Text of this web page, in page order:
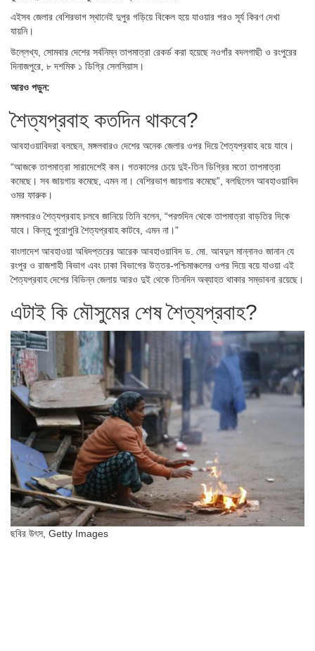
এইসব জেলার বেশিরভাগ স্থানেই দুপুর গড়িয়ে বিকেল হয়ে যাওয়ার পরও সূর্য কিরণ দেখা
যায়নি।
উল্লেখ্য, সোমবার দেশের সর্বনিম্ন তাপমাত্রা রেকর্ড করা হয়েছে নওগাঁর বদলগাছী ও রংপুরের
দিনাজপুরে, ৮ দশমিক ১ ডিগ্রি সেলসিয়াস।
আরও পড়ুন:
শৈত্যপ্রবাহ কতদিন থাকবে?
আবহাওয়াবিদরা বলছেন, মঙ্গলবারও দেশের অনেক জেলার ওপর দিয়ে শৈত্যপ্রবাহ বয়ে যাবে।
“আজকে তাপমাত্রা সারাদেশেই কম। গতকালের চেয়ে দুই-তিন ডিগ্রির মতো তাপমাত্রা
কমেছে। সব জায়গায় কমেছে, এমন না। বেশিরভাগ জায়গায় কমেছে”, বলছিলেন আবহাওয়াবিদ
ওমর ফারুক।
মঙ্গলবারও শৈত্যপ্রবাহ চলবে জানিয়ে তিনি বলেন, “পরশুদিন থেকে তাপমাত্রা বাড়তির দিকে
যাবে। কিন্তু পুরোপুরি শৈত্যপ্রবাহ কাটবে, এমন না।”
বাংলাদেশ আবহাওয়া অধিদপ্তরের আরেক আবহাওয়াবিদ ড. মো. আবদুল মান্নানও জানান যে
রংপুর ও রাজশাহী বিভাগ এবং ঢাকা বিভাগের উত্তর-পশ্চিমাঞ্চলের ওপর দিয়ে বয়ে যাওয়া এই
শৈত্যপ্রবাহ দেশের বিভিন্ন জেলায় আরও দুই থেকে তিনদিন অব্যাহত থাকার সম্ভাবনা রয়েছে।
এটাই কি মৌসুমের শেষ শৈত্যপ্রবাহ?
ছবির উৎস, Getty Images